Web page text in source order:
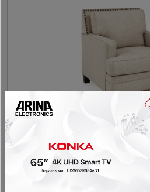
Ashley - Даавуун буйдан 1560220